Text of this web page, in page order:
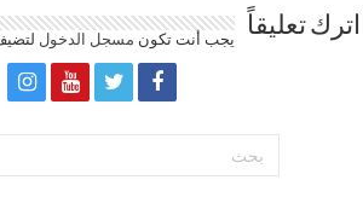
اترك تعليقاً يجب أنت تكون مسجل الدخول